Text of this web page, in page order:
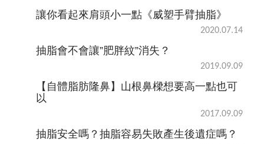
讓你看起來肩頭小一點《威塑手臂抽脂》
2020.07.14
抽脂會不會讓”肥胖紋”消失？
2019.09.09
【自體脂肪隆鼻】山根鼻樑想要高一點也可
以
2017.09.09
抽脂安全嗎？抽脂容易失敗產生後遺症嗎？